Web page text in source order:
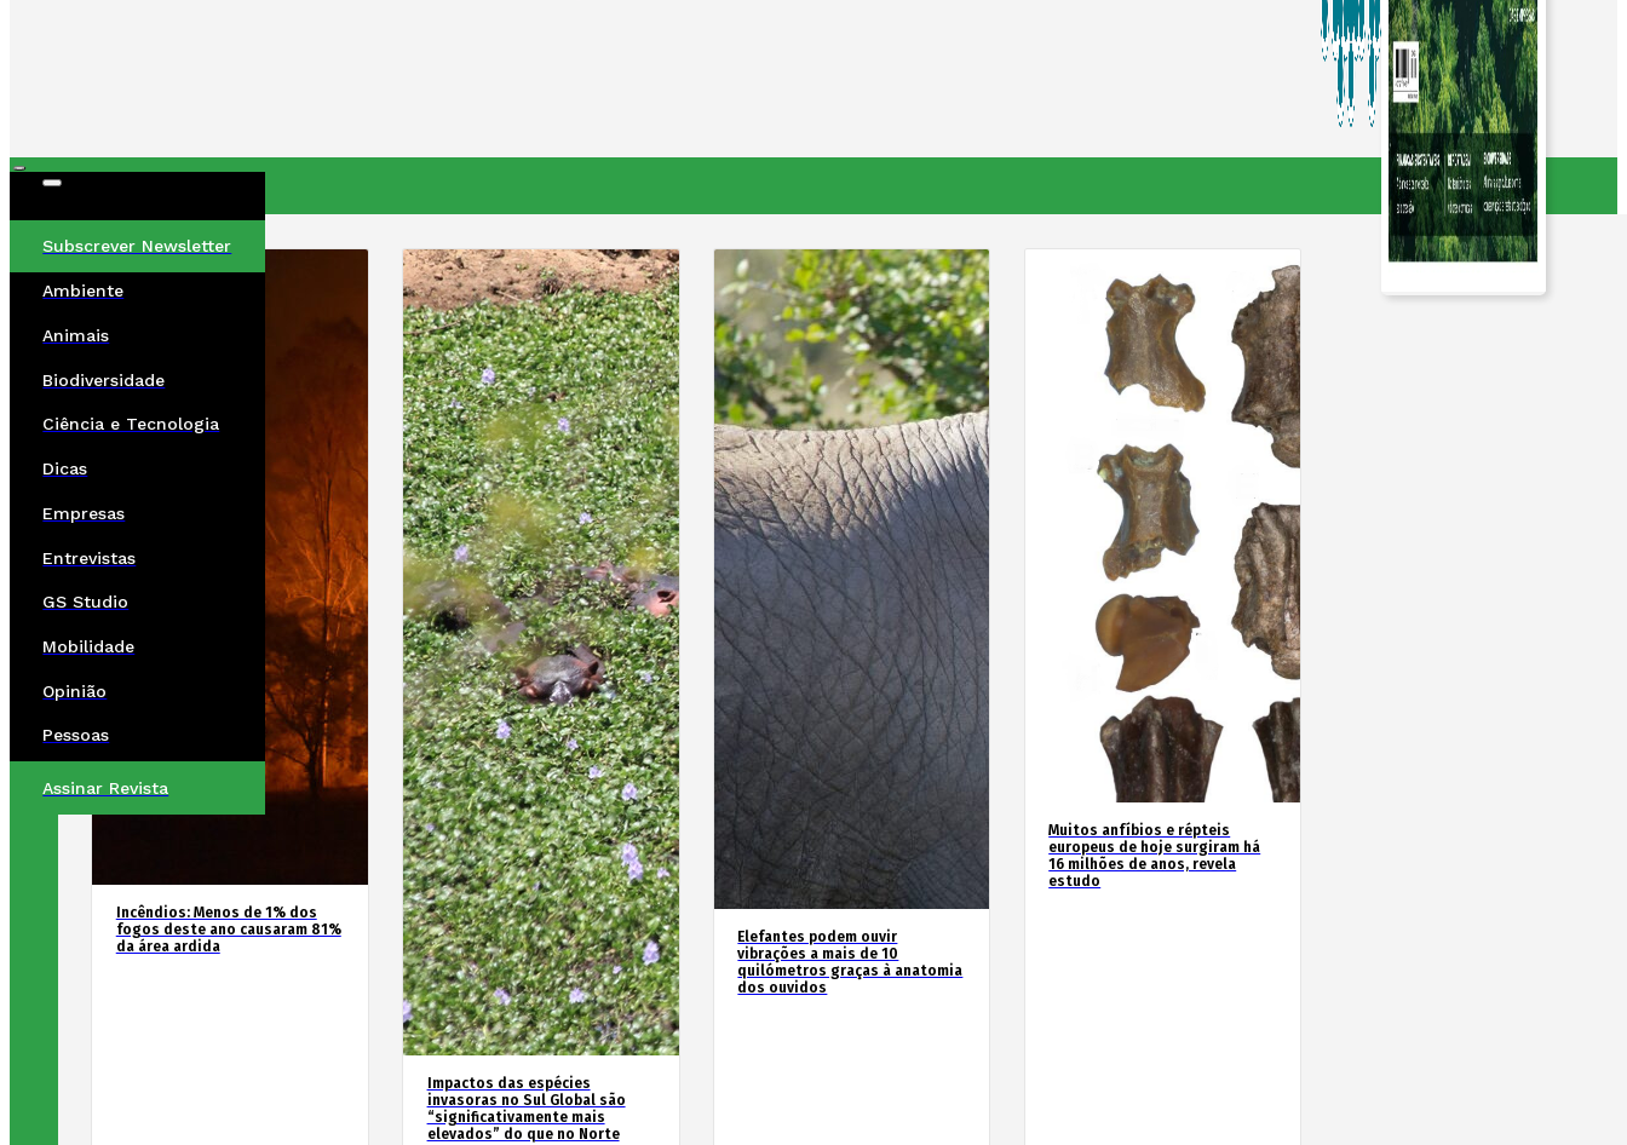
Subscrever Newsletter
Ambiente
Animais
Biodiversidade
Ciência e Tecnologia
Dicas
Empresas
Entrevistas
GS Studio
Mobilidade
Opinião
Pessoas
Assinar Revista
Incêndios: Menos de 1% dos
fogos deste ano causaram 81%
da área ardida
Impactos das espécies
invasoras no Sul Global são
“significativamente mais
elevados” do que no Norte
Elefantes podem ouvir
vibrações a mais de 10
quilómetros graças à anatomia
dos ouvidos
Muitos anfíbios e répteis
europeus de hoje surgiram há
16 milhões de anos, revela
estudo